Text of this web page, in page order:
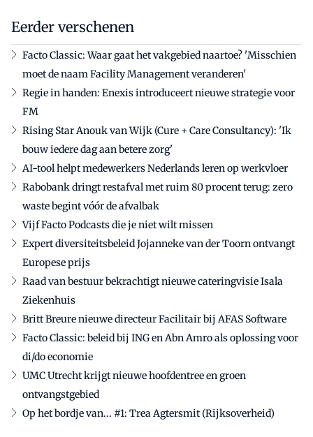
Eerder verschenen
Facto Classic: Waar gaat het vakgebied naartoe? 'Misschien
moet de naam Facility Management veranderen'
Regie in handen: Enexis introduceert nieuwe strategie voor
FM
Rising Star Anouk van Wijk (Cure + Care Consultancy): 'Ik
bouw iedere dag aan betere zorg'
AI-tool helpt medewerkers Nederlands leren op werkvloer
Rabobank dringt restafval met ruim 80 procent terug: zero
waste begint vóór de afvalbak
Vijf Facto Podcasts die je niet wilt missen
Expert diversiteitsbeleid Jojanneke van der Toorn ontvangt
Europese prijs
Raad van bestuur bekrachtigt nieuwe cateringvisie Isala
Ziekenhuis
Britt Breure nieuwe directeur Facilitair bij AFAS Software
Facto Classic: beleid bij ING en Abn Amro als oplossing voor
di/do economie
UMC Utrecht krijgt nieuwe hoofdentree en groen
ontvangstgebied
Op het bordje van... #1: Trea Agtersmit (Rijksoverheid)